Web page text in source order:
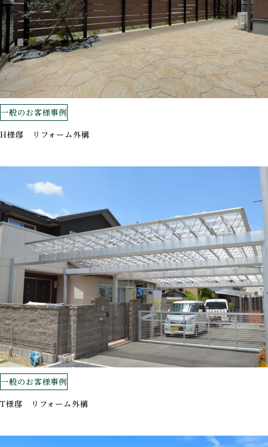
一般のお客様事例
H様邸 リフォーム外構
一般のお客様事例
T様邸 リフォーム外構